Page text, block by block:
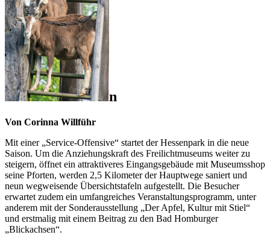
n
Von Corinna Willführ
Mit einer „Service-Offensive“ startet der Hessenpark in die neue
Saison. Um die Anziehungskraft des Freilichtmuseums weiter zu
steigern, öffnet ein attraktiveres Eingangsgebäude mit Museumsshop
seine Pforten, werden 2,5 Kilometer der Hauptwege saniert und
neun wegweisende Übersichtstafeln aufgestellt. Die Besucher
erwartet zudem ein umfangreiches Veranstaltungsprogramm, unter
anderem mit der Sonderausstellung „Der Apfel, Kultur mit Stiel“
und erstmalig mit einem Beitrag zu den Bad Homburger
„Blickachsen“.